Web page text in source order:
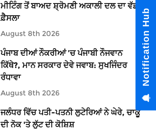
ਮੀਟਿੰਗ ਤੋਂ ਬਾਅਦ ਸ਼੍ਰੋਮਣੀ ਅਕਾਲੀ ਦਲ ਦਾ ਵੱਡਾ
ਫ਼ੈਸਲਾ
August 8th 2026
ਪੰਜਾਬ ਦੀਆਂ ਨੌਕਰੀਆਂ ’ਚ ਪੰਜਾਬੀ ਨੌਜਵਾਨ
ਕਿੱਥੇ?, ਮਾਨ ਸਰਕਾਰ ਦੇਵੇ ਜਵਾਬ: ਸੁਖਜਿੰਦਰ
ਰੰਧਾਵਾ
August 8th 2026
ਜਲੰਧਰ ਵਿੱਚ ਪਤੀ-ਪਤਨੀ ਲੁਟੇਰਿਆਂ ਨੇ ਘੇਰੇ, ਚਾਕੂ
ਦੀ ਨੋਕ 'ਤੇ ਲੁੱਟ ਦੀ ਕੋਸ਼ਿਸ਼
Notification Hub